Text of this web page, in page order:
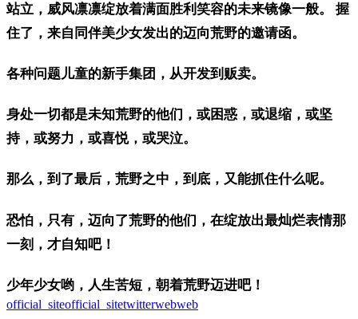
站立，威风凛凛绽放着满面胜利笑容的未来镜像一般。 握
住了，来自同伴美少女发出的迈向荒野的邀请函。
各种问题儿童的新手集团，从开发到贩卖。
身处一切都是未知荒野的他们，或困惑，或退缩，或坚
持，或努力，或喜悦，或哭泣。
那么，到了最后，荒野之中，到底，又能抓住什么呢。
恐怕，只有，迈向了荒野的他们，在绽放出最灿烂表情那
一刻，才自知吧！
少年少女哟，人生苦短，朝着荒野迈进吧！
official_siteofficial_sitetwitterwebweb